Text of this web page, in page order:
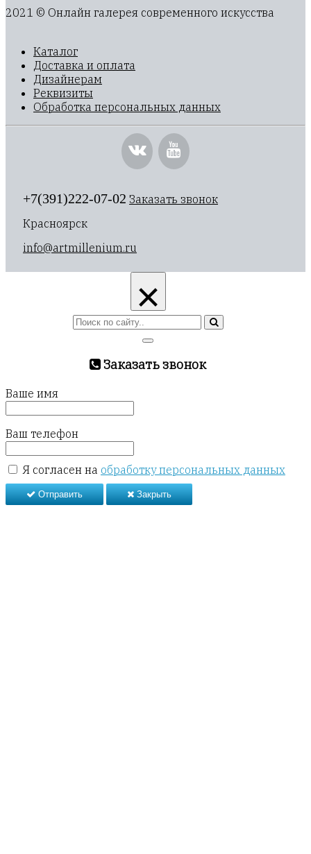
2021 © Онлайн галерея современного искусства
Каталог
Доставка и оплата
Дизайнерам
Реквизиты
Обработка персональных данных
+7(391)222-07-02 Заказать звонок
Красноярск
info@artmillenium.ru
×
Заказать звонок
Ваше имя
Ваш телефон
Я согласен на обработку персональных данных
Отправить Закрыть